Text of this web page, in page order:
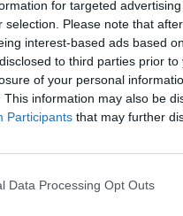
for targeted
selection. Please note that
interest-based ads based
to third parties prior
of your personal
This information may also be
Participants that may further
Data Processing Opt Outs
θα συμβάλλουν
η Γορτύνια
και
ΕΟΤ στην περιοχή.